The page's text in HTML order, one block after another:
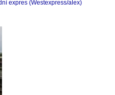
Hbf)
expres (Westexpress/alex)